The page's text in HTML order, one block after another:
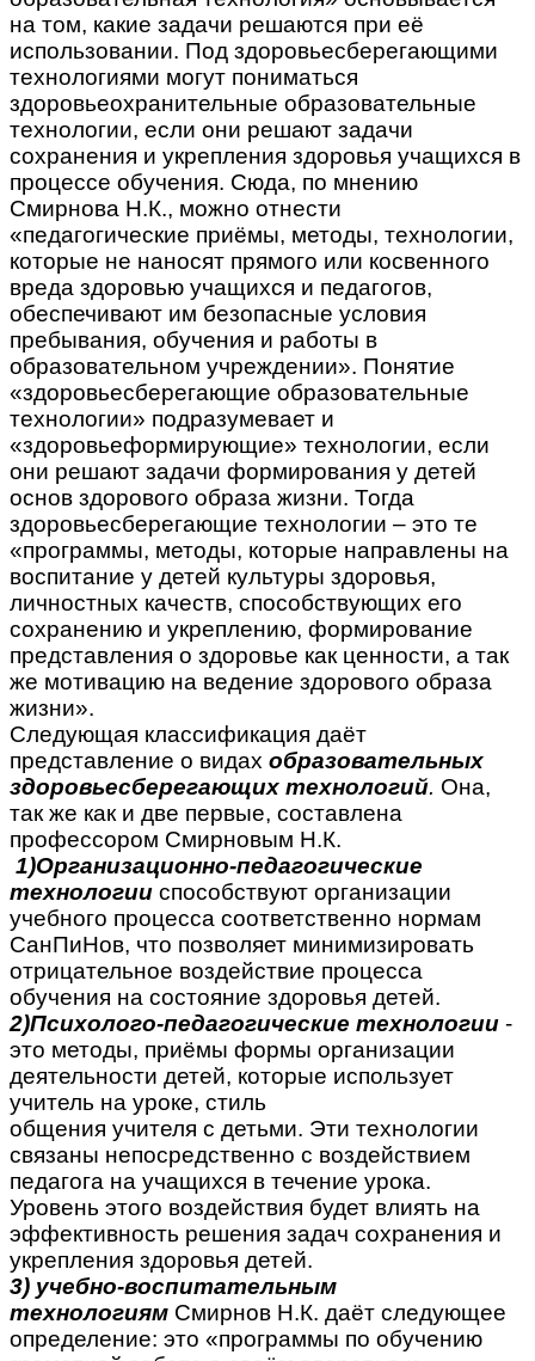
на том, какие задачи решаются при её
использовании. Под здоровьесберегающими
технологиями могут пониматься
здоровьеохранительные образовательные
технологии, если они решают задачи
сохранения и укрепления здоровья учащихся в
процессе обучения. Сюда, по мнению
Смирнова Н.К., можно отнести
«педагогические приёмы, методы, технологии,
которые не наносят прямого или косвенного
вреда здоровью учащихся и педагогов,
обеспечивают им безопасные условия
пребывания, обучения и работы в
образовательном учреждении». Понятие
«здоровьесберегающие образовательные
технологии» подразумевает и
«здоровьеформирующие» технологии, если
они решают задачи формирования у детей
основ здорового образа жизни. Тогда
здоровьесберегающие технологии – это те
«программы, методы, которые направлены на
воспитание у детей культуры здоровья,
личностных качеств, способствующих его
сохранению и укреплению, формирование
представления о здоровье как ценности, а так
же мотивацию на ведение здорового образа
жизни».
Следующая классификация даёт
представление о видах образовательных
здоровьесберегающих технологий. Она,
так же как и две первые, составлена
профессором Смирновым Н.К.
1)Организационно-педагогические
технологии способствуют организации
учебного процесса соответственно нормам
СанПиНов, что позволяет минимизировать
отрицательное воздействие процесса
обучения на состояние здоровья детей.
2)Психолого-педагогические технологии -
это методы, приёмы формы организации
деятельности детей, которые использует
учитель на уроке, стиль
общения учителя с детьми. Эти технологии
связаны непосредственно с воздействием
педагога на учащихся в течение урока.
Уровень этого воздействия будет влиять на
эффективность решения задач сохранения и
укрепления здоровья детей.
3) учебно-воспитательным
технологиям Смирнов Н.К. даёт следующее
определение: это «программы по обучению